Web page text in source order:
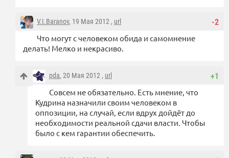
-2
V.I.Baranov, 19 Мая 2012 , url
Что могут с человеком обида и самомнение
делать! Мелко и некрасиво.
+1
pda, 20 Мая 2012 , url
Совсем не обязательно. Есть мнение, что
Кудрина назначили своим человеком в
оппозиции, на случай, если вдрух дойдёт до
необходимости реальной сдачи власти. Чтобы
было с кем гарантии обеспечить.